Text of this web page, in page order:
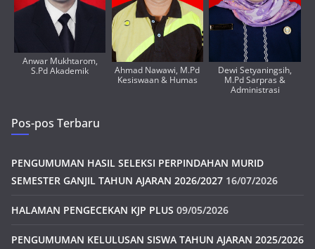
Anwar Mukhtarom,
S.Pd Akademik
Ahmad Nawawi, M.Pd
Kesiswaan & Humas
Dewi Setyaningsih,
M.Pd Sarpras &
Administrasi
Pos-pos Terbaru
PENGUMUMAN HASIL SELEKSI PERPINDAHAN MURID
SEMESTER GANJIL TAHUN AJARAN 2026/2027 16/07/2026
HALAMAN PENGECEKAN KJP PLUS 09/05/2026
PENGUMUMAN KELULUSAN SISWA TAHUN AJARAN 2025/2026